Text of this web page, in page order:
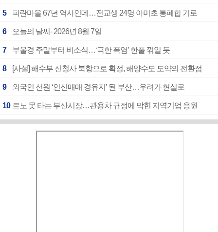
5 피란마을 67년 역사인데…전교생 24명 아미초 통폐합 기로
6 오늘의 날씨- 2026년 8월 7일
7 부울경 주말부터 비소식…‘극한 폭염’ 한풀 꺾일 듯
8 [사설] 해수부 신청사 북항으로 확정, 해양수도 도약의 전환점
9 외국인 선원 ‘인신매매 경유지’ 된 부산…우려가 현실로
10 르노 못 타는 부산시장…관용차 규정에 막힌 지역기업 응원